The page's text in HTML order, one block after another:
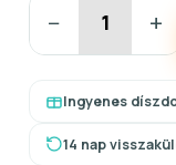
− +
Ingyenes
14 nap